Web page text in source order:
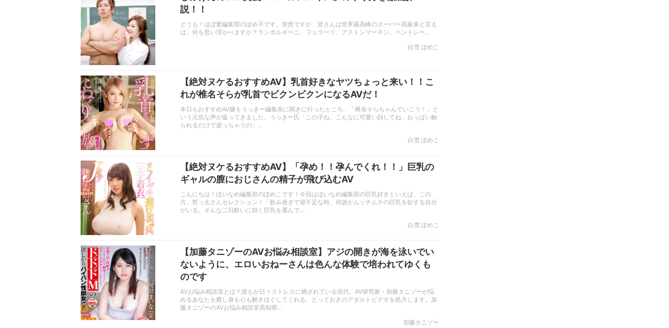
説！！
どうも！ほぼ妻編集部のぽめ子です。突然ですが、皆さんは世界最高峰のスーパー高級車と言え
ば、何を思い浮かべますか？ランボルギーニ、フェラーリ、アストンマーチン、ベントレー…
白雪 ぽめこ
【絶対ヌケるおすすめAV】乳首好きなヤツちょっと来い！！こ
れが椎名そらが乳首でビクンビクンになるAVだ！
本日もおすすめAV嬢をうっきー編集長に聞きに行ったところ、「椎名そらちゃんでいこう！」と
いう元気な声が返ってきました。うっきー氏「この子ね、こんなに可愛い顔してね、おっぱい触
られるだけで逝っちゃうの」…
白雪 ぽめこ
【絶対ヌケるおすすめAV】「孕め！！孕んでくれ！！」巨乳の
ギャルの膣におじさんの精子が飛び込むAV
こんにちは！ほいなめ編集部のぽめこです！今回はほいなめ編集部の巨乳好きといえば、この
方。哲っ太さんセレクション！「飲み過ぎて寝不足な時、何故かムッチムチの巨乳を欲する自分
がいる。そんな二日酔いに効く巨乳を選んで…
白雪 ぽめこ
【加藤タニゾーのAVお悩み相談室】アジの開きが海を泳いでい
ないように、エロいおねーさんは色んな体験で培われてゆくも
のです
AVお悩み相談室とは？誰もが日々ストレスに晒されている現代。AV研究家・加藤タニゾーが悩
めるあなたを癒し身も心も解きほぐしてくれる、とっておきのアダルトビデオを処方します。加
藤タニゾーのAVお悩み相談室高知県…
加藤タニゾー